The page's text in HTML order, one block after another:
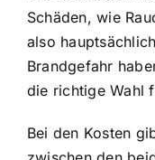
Schäden, wie
also
Brandgefahr
die richtige Wahl
Bei den Kosten